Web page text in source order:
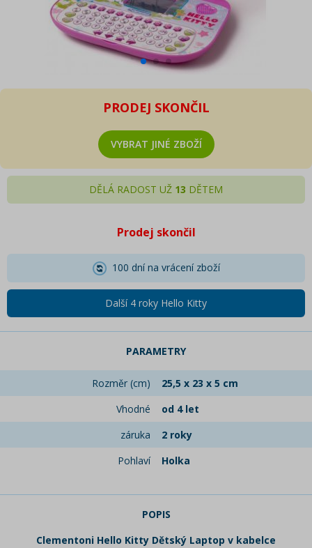
PRODEJ SKONČIL
VYBRAT JINÉ ZBOŽÍ
DĚLÁ RADOST UŽ 13 DĚTEM
Prodej skončil
100 dní na vrácení zboží
Další 4 roky Hello Kitty
PARAMETRY
Rozměr (cm)
25,5 x 23 x 5 cm
Vhodné
od 4 let
záruka
2 roky
Pohlaví
Holka
POPIS
Clementoni Hello Kitty Dětský Laptop v kabelce